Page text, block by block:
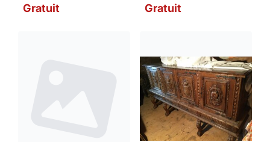
Gratuit Gratuit